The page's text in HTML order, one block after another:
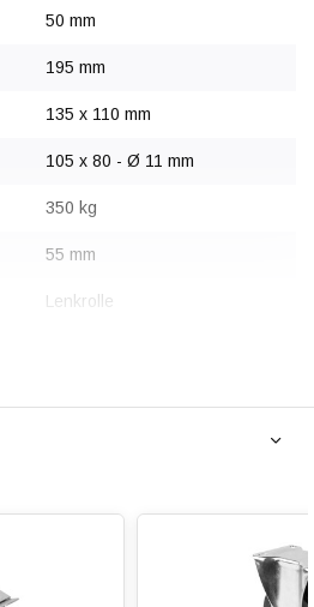
50 mm
195 mm
135 x 110 mm
105 x 80 - Ø 11 mm
350 kg
55 mm
Lenkrolle